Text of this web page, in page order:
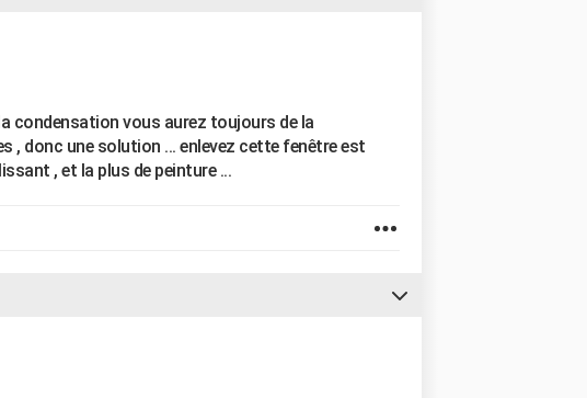
condensation vous aurez toujours de la
, donc une solution ... enlevez cette fenêtre est
, et la plus de peinture ...